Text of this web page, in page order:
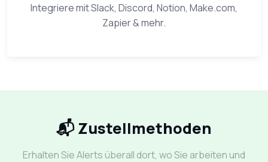
Integriere mit Slack, Discord, Notion, Make.com,
Zapier & mehr.
📬 Zustellmethoden
Erhalten Sie Alerts überall dort, wo Sie arbeiten und